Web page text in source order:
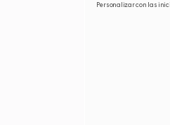
Personalizar con las